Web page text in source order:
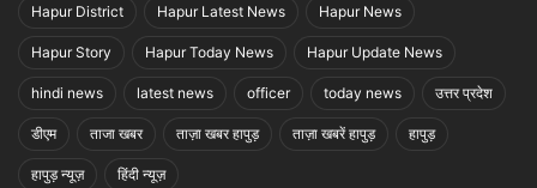
Hapur District Hapur Latest News Hapur News
Hapur Story Hapur Today News Hapur Update News
hindi news latest news officer today news उत्तर प्रदेश
डीएम ताजा खबर ताज़ा खबर हापुड़ ताज़ा खबरें हापुड़ हापुड़
हापुड़ न्यूज़ हिंदी न्यूज़